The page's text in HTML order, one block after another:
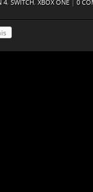
4, SWITCH, XBOX ONE | 0